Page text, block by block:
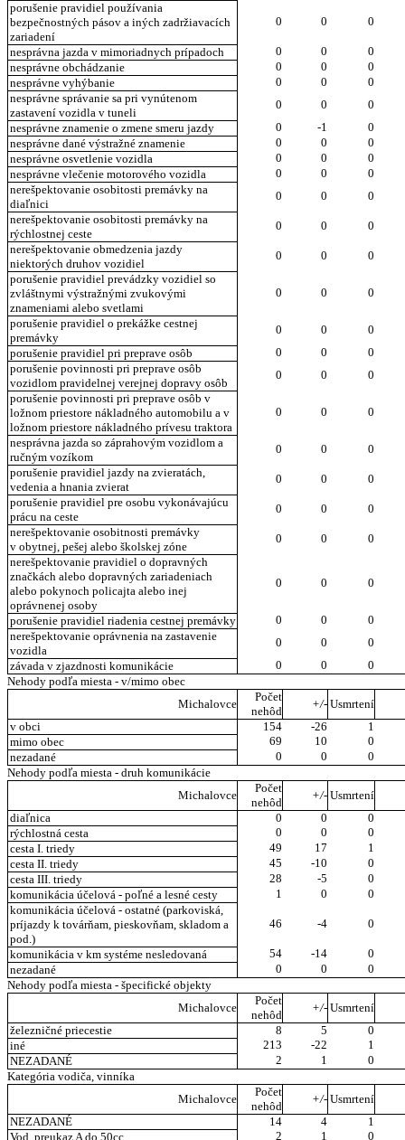
porušenie pravidiel používania
bezpečnostných pásov a iných zadržiavacích
zariadení
0 0 0
nesprávna jazda v mimoriadnych prípadoch 0 0
0
nesprávne obchádzanie
0 0
0
nesprávne vyhýbanie
0 0
0
nesprávne správanie sa pri vynútenom
zastavení vozidla v tuneli
0 0
0
nesprávne znamenie o zmene smeru jazdy
0 -1
0
nesprávne dané výstražné znamenie
0 0
0
nesprávne osvetlenie vozidla
0 0
0
nesprávne vlečenie motorového vozidla
0 0
0
nerešpektovanie osobitosti premávky na
diaľnici
0 0
0
nerešpektovanie osobitosti premávky na
rýchlostnej ceste
0 0
0
nerešpektovanie obmedzenia jazdy
niektorých druhov vozidiel
0 0
0
porušenie pravidiel prevádzky vozidiel so
zvláštnymi výstražnými zvukovými
znameniami alebo svetlami
0 0 0
porušenie pravidiel o prekážke cestnej
premávky
0 0
0
porušenie pravidiel pri preprave osôb
0 0
0
porušenie povinnosti pri preprave osôb
vozidlom pravidelnej verejnej dopravy osôb
0 0
0
porušenie povinnosti pri preprave osôb v
ložnom priestore nákladného automobilu a v
ložnom priestore nákladného prívesu traktora
0 0 0
nesprávna jazda so záprahovým vozidlom a
ručným vozíkom
0 0
0
porušenie pravidiel jazdy na zvieratách,
vedenia a hnania zvierat
0 0
0
porušenie pravidiel pre osobu vykonávajúcu
prácu na ceste
0 0
0
nerešpektovanie osobitnosti premávky
v obytnej, pešej alebo školskej zóne
0 0
0
nerešpektovanie pravidiel o dopravných
značkách alebo dopravných zariadeniach
alebo pokynoch policajta alebo inej
oprávnenej osoby
0 0 0
porušenie pravidiel riadenia cestnej premávky 0 0
0
nerešpektovanie oprávnenia na zastavenie
vozidla
0 0
0
závada v zjazdnosti komunikácie
0 0
0
Nehody podľa miesta - v/mimo obec
Michalovce
Počet
nehôd
+/- Usmrtení
v obci
154 -26
1
mimo obec
69 10
0
nezadané
0 0
0
Nehody podľa miesta - druh komunikácie
Michalovce
Počet
nehôd
+/- Usmrtení
diaľnica
0 0
0
rýchlostná cesta
0 0
0
cesta I. triedy
49 17
1
cesta II. triedy
45 -10
0
cesta III. triedy
28 -5
0
komunikácia účelová - poľné a lesné cesty
1 0
0
komunikácia účelová - ostatné (parkoviská,
príjazdy k továrňam, pieskovňam, skladom a
pod.)
46 -4 0
komunikácia v km systéme nesledovaná 54 -14
0
nezadané
0 0
0
Nehody podľa miesta - špecifické objekty
Michalovce
Počet
nehôd
+/- Usmrtení
železničné priecestie
8 5
0
iné
213 -22
1
NEZADANÉ
2 1
0
Kategória vodiča, vinníka
Michalovce
Počet
nehôd
+/- Usmrtení
NEZADANÉ
14 4
1
Vod. preukaz A do 50cc
2 1
0